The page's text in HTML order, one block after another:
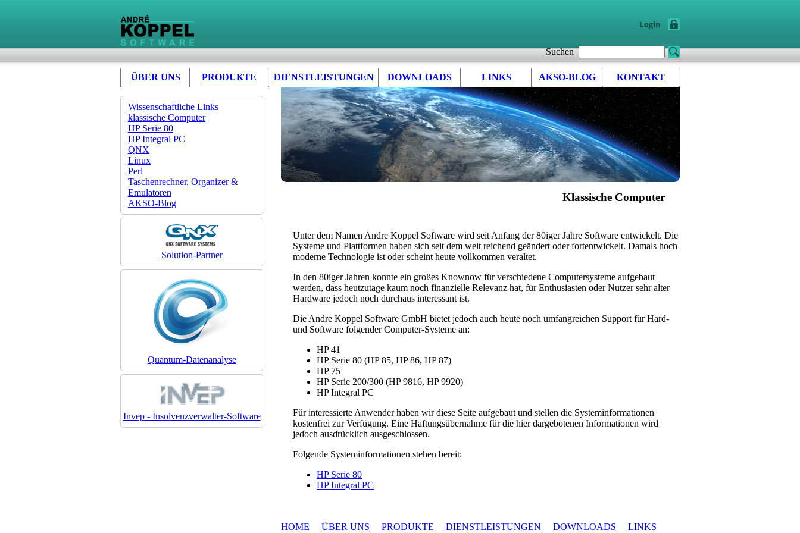
Suchen
ÜBER UNS PRODUKTE DIENSTLEISTUNGEN DOWNLOADS LINKS AKSO-BLOG KONTAKT
Wissenschaftliche Links
klassische Computer
HP Serie 80
HP Integral PC
QNX
Linux
Perl
Taschenrechner, Organizer &
Emulatoren
AKSO-Blog
Solution-Partner
Quantum-Datenanalyse
Invep - Insolvenzverwalter-Software
Klassische Computer
Unter dem Namen Andre Koppel Software wird seit Anfang der 80iger Jahre Software entwickelt. Die
Systeme und Plattformen haben sich seit dem weit reichend geändert oder fortentwickelt. Damals hoch
moderne Technologie ist oder scheint heute vollkommen veraltet.
In den 80iger Jahren konnte ein großes Knownow für verschiedene Computersysteme aufgebaut
werden, dass heutzutage kaum noch finanzielle Relevanz hat, für Enthusiasten oder Nutzer sehr alter
Hardware jedoch noch durchaus interessant ist.
Die Andre Koppel Software GmbH bietet jedoch auch heute noch umfangreichen Support für Hard-
und Software folgender Computer-Systeme an:
HP 41
HP Serie 80 (HP 85, HP 86, HP 87)
HP 75
HP Serie 200/300 (HP 9816, HP 9920)
HP Integral PC
Für interessierte Anwender haben wir diese Seite aufgebaut und stellen die Systeminformationen
kostenfrei zur Verfügung. Eine Haftungsübernahme für die hier dargebotenen Informationen wird
jedoch ausdrücklich ausgeschlossen.
Folgende Systeminformationen stehen bereit:
HP Serie 80
HP Integral PC
HOME ÜBER UNS PRODUKTE DIENSTLEISTUNGEN DOWNLOADS
LINKS